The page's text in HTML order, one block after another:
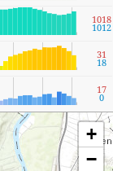
1018
1012
31
18
17
0
+
−